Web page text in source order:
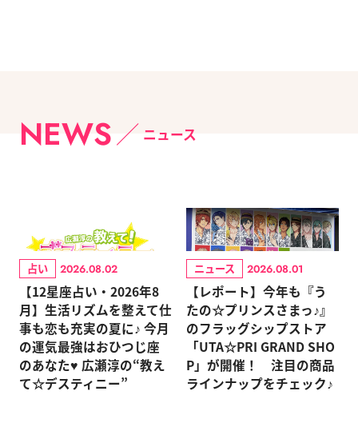
NEWS ニュース
占い 2026.08.02
【12星座占い・2026年8
月】生活リズムを整えて仕
事も恋も充実の夏に♪ 今月
の運気最強はおひつじ座
のあなた♥ 広瀬淳の“教え
て☆デスティニー”
ニュース 2026.08.01
【レポート】今年も『う
たの☆プリンスさまっ♪』
のフラッグシップストア
「UTA☆PRI GRAND SHO
P」が開催！ 注目の商品
ラインナップをチェック♪